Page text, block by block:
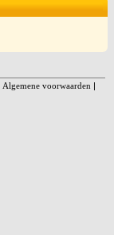
Algemene voorwaarden |